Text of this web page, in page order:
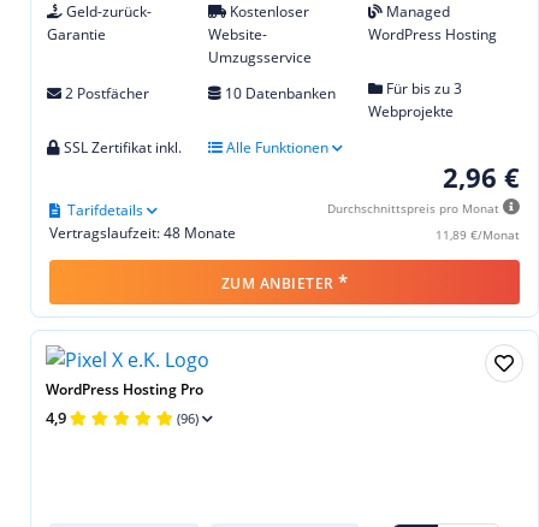
Geld-zurück-
Garantie
Kostenloser
Website-
Umzugsservice
Managed
WordPress Hosting
2 Postfächer 10 Datenbanken
Für bis zu 3
Webprojekte
SSL Zertifikat inkl.
Alle Funktionen
2,96 €
Durchschnittspreis pro Monat
11,89 €/Monat
Vertragslaufzeit: 48 Monate
Tarifdetails
ZUM ANBIETER *
WordPress Hosting Pro
4,9 (96)